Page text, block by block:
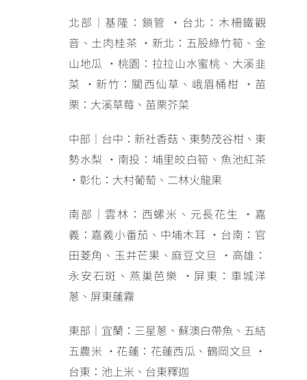
北部｜基隆：鎖管 ・台北：木柵鐵觀
音、土肉桂茶 ・新北：五股綠竹筍、金
山地瓜 ・桃園：拉拉山水蜜桃、大溪韭
菜 ・新竹：關西仙草、峨眉桶柑 ・苗
栗：大溪草莓、苗栗芥菜
中部｜台中：新社香菇、東勢茂谷柑、東
勢水梨 ・南投：埔里皎白筍、魚池紅茶
・彰化：大村葡萄、二林火龍果
南部｜雲林：西螺米、元長花生 ・嘉
義：嘉義小番茄、中埔木耳 ・台南：官
田菱角、玉井芒果、麻豆文旦 ・高雄：
永安石斑、燕巢芭樂 ・屏東：車城洋
蔥、屏東蓮霧
東部｜宜蘭：三星蔥、蘇澳白帶魚、五結
五農米 ・花蓮：花蓮西瓜、鶴岡文旦 ・
台東：池上米、台東釋迦